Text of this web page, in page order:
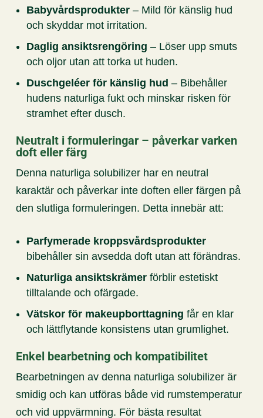
Babyvårdsprodukter – Mild för känslig hud
och skyddar mot irritation.
Daglig ansiktsrengöring – Löser upp smuts
och oljor utan att torka ut huden.
Duschgeléer för känslig hud – Bibehåller
hudens naturliga fukt och minskar risken för
stramhet efter dusch.
Neutralt i formuleringar – påverkar varken
doft eller färg
Denna naturliga solubilizer har en neutral
karaktär och påverkar inte doften eller färgen på
den slutliga formuleringen. Detta innebär att:
Parfymerade kroppsvårdsprodukter
bibehåller sin avsedda doft utan att förändras.
Naturliga ansiktskrämer förblir estetiskt
tilltalande och ofärgade.
Vätskor för makeupborttagning får en klar
och lättflytande konsistens utan grumlighet.
Enkel bearbetning och kompatibilitet
Bearbetningen av denna naturliga solubilizer är
smidig och kan utföras både vid rumstemperatur
och vid uppvärmning. För bästa resultat